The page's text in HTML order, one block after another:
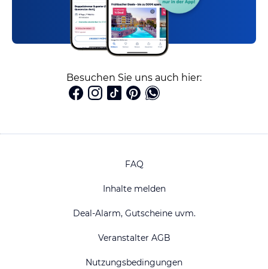
Besuchen Sie uns auch hier:
FAQ
Inhalte melden
Deal-Alarm, Gutscheine uvm.
Veranstalter AGB
Nutzungsbedingungen